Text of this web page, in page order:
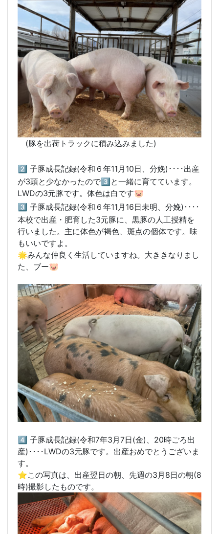
(豚を出荷トラックに積み込みました)
2️⃣ 子豚成長記録(令和６年11月10日、分娩)････出産
が3頭と少なかったので3️⃣と一緒に育てています。
LWDの3元豚です。体色は白です🐷
3️⃣ 子豚成長記録(令和６年11月16日未明、分娩)････
本校で出産・肥育した3元豚に、黒豚の人工授精を
行いました。主に体色が褐色、斑点の個体です。味
もいいですよ。
🌟みんな仲良く生活していますね。大ききなりまし
た、ブー🐷
4️⃣ 子豚成長記録(令和7年3月7日(金)、20時ごろ出
産)････LWDの3元豚です。出産おめでとうございま
す。
⭐️この写真は、出産翌日の朝、先週の3月8日の朝(8
時)撮影したものです。